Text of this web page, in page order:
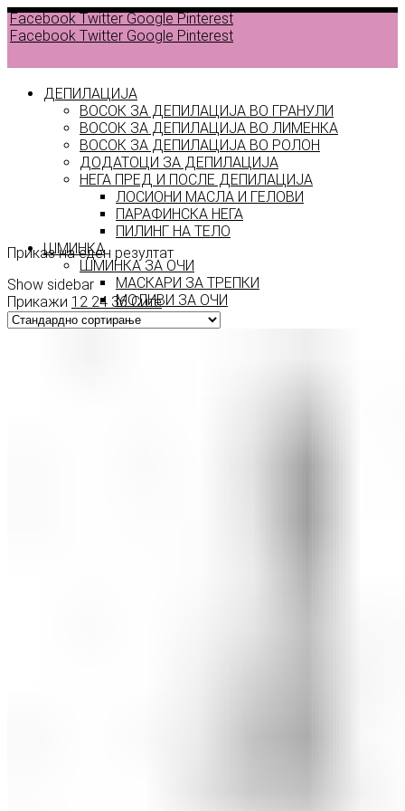
Facebook Twitter Google Pinterest
Facebook Twitter Google Pinterest
ДЕПИЛАЦИЈА
ВОСОК ЗА ДЕПИЛАЦИЈА ВО ГРАНУЛИ
ВОСОК ЗА ДЕПИЛАЦИЈА ВО ЛИМЕНКА
ВОСОК ЗА ДЕПИЛАЦИЈА ВО РОЛОН
ДОДАТОЦИ ЗА ДЕПИЛАЦИЈА
НЕГА ПРЕД И ПОСЛЕ ДЕПИЛАЦИЈА
ЛОСИОНИ МАСЛА И ГЕЛОВИ
ПАРАФИНСКА НЕГА
ПИЛИНГ НА ТЕЛО
ШМИНКА
ШМИНКА ЗА ОЧИ
МАСКАРИ ЗА ТРЕПКИ
МОЛИВИ ЗА ОЧИ
СЕНКИ ЗА ОЧИ
ТУШ ЗА ОЧИ
Color
Приказ на еден резултат
Show sidebar
Прикажи 12 24 36 Сите